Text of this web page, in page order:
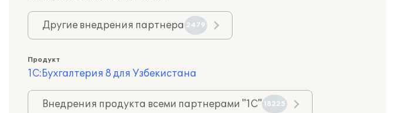
Другие внедрения партнера 2479
Продукт
1С:Бухгалтерия 8 для Узбекистана
Внедрения продукта всеми партнерами "1С" 18225